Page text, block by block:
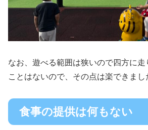
なお、遊べる範囲は狭いので四方に
ことはないので、その点は楽できまし
食事の提供は何もない